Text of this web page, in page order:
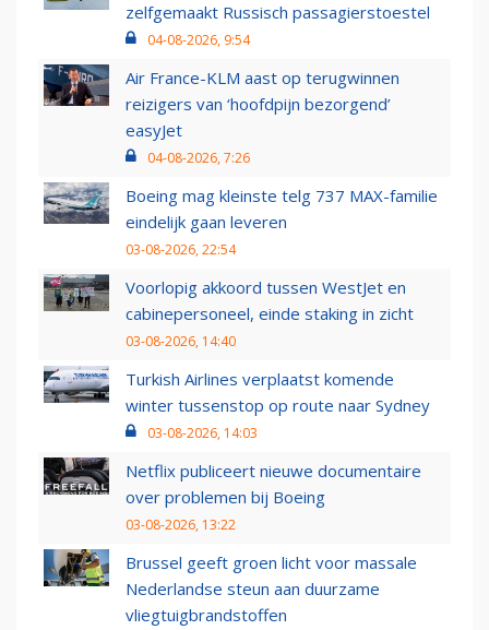
zelfgemaakt Russisch passagierstoestel
04-08-2026, 9:54
Air France-KLM aast op terugwinnen
reizigers van ‘hoofdpijn bezorgend’
easyJet
04-08-2026, 7:26
Boeing mag kleinste telg 737 MAX-familie
eindelijk gaan leveren
03-08-2026, 22:54
Voorlopig akkoord tussen WestJet en
cabinepersoneel, einde staking in zicht
03-08-2026, 14:40
Turkish Airlines verplaatst komende
winter tussenstop op route naar Sydney
03-08-2026, 14:03
Netflix publiceert nieuwe documentaire
over problemen bij Boeing
03-08-2026, 13:22
Brussel geeft groen licht voor massale
Nederlandse steun aan duurzame
vliegtuigbrandstoffen